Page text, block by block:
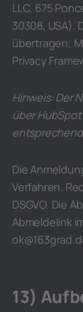
LLC, 675
30308, USA).
übertragen;
Privacy
Hinweis: Der
über
Die
Verfahren.
DSGVO. Die
Abmeldelink
13)